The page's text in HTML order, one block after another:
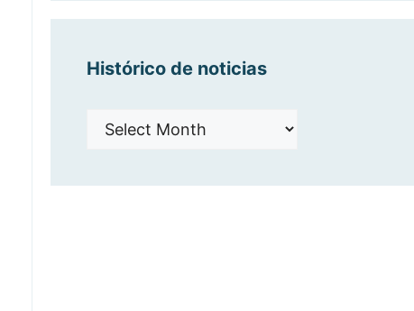
Histórico de noticias
Histórico